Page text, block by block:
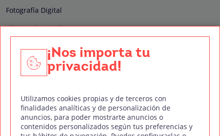
Fotografía Digital
Técnico de Sonido
Edición y Postproducción de Vídeo
Nuestros sellos de calidad
Síguenos en Redes Sociales
¡Nos importa tu
privacidad!
Utilizamos cookies propias y de terceros con
finalidades analíticas y de personalización de
anuncios, para poder mostrarte anuncios o
contenidos personalizados según tus preferencias y